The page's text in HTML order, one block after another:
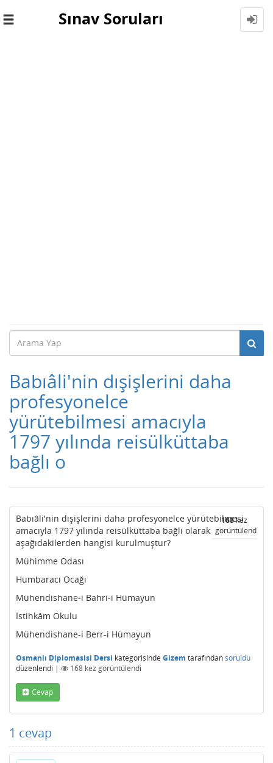
Toggle
Sınav Soruları
Babıâli'nin dışişlerini daha
profesyonelce
yürütebilmesi amacıyla
1797 yılında reisülküttaba
bağlı o
168kez
görüntülendi
Babıâli'nin dışişlerini daha profesyonelce yürütebilmesi
amacıyla 1797 yılında reisülküttaba bağlı olarak
aşağıdakilerden hangisi kurulmuştur?
Mühimme Odası
Humbaracı Ocağı
Mühendishane-i Bahri-i Hümayun
İstihkâm Okulu
Mühendishane-i Berr-i Hümayun
Osmanlı Diplomasisi Dersi kategorisinde Gizem tarafındansoruldu
düzenlendi | 168 kez görüntülendi
Cevap
1 cevap